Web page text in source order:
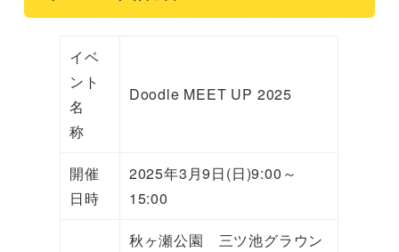
イベ
ント
名
称
Doodle MEET UP 2025
開催
日時
2025年3月9日(日)9:00～
15:00
秋ヶ瀬公園 三ツ池グラウン